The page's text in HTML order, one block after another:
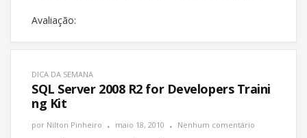
Avaliação:
DICA DA SEMANA
SQL Server 2008 R2 for Developers Traini
ng Kit
por Nilton Pinheiro maio 18, 2010 Nenhum comentário